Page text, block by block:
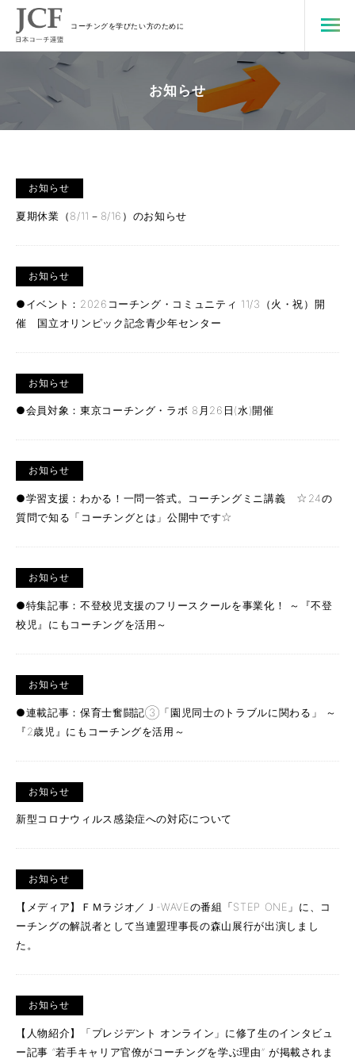
コーチングを学びたい方のために
お知らせ
お知らせ
夏期休業（8/11－8/16）のお知らせ
お知らせ
●イベント：2026コーチング・コミュニティ 11/3（火・祝）開
催 国立オリンピック記念青少年センター
お知らせ
●会員対象：東京コーチング・ラボ 8月26日(水)開催
お知らせ
●学習支援：わかる！一問一答式。コーチングミニ講義 ☆24の
質問で知る「コーチングとは」公開中です☆
お知らせ
●特集記事：不登校児支援のフリースクールを事業化！ ～『不登
校児』にもコーチングを活用～
お知らせ
●連載記事：保育士奮闘記③「園児同士のトラブルに関わる」 ～
『2歳児』にもコーチングを活用～
お知らせ
新型コロナウィルス感染症への対応について
お知らせ
【メディア】ＦＭラジオ／Ｊ-WAVEの番組「STEP ONE」に、コ
ーチングの解説者として当連盟理事長の森山展行が出演しまし
た。
お知らせ
【人物紹介】「プレジデント オンライン」に修了生のインタビュ
ー記事 “若手キャリア官僚がコーチングを学ぶ理由” が掲載されま